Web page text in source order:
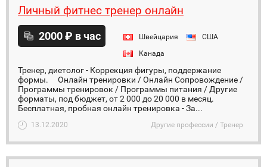
Личный фитнес тренер онлайн
2000 ₽ в час Швейцария
США
Канада
Тренер, диетолог - Коррекция фигуры, поддержание
формы. ⠀ Онлайн тренировки / Онлайн Сопровождение /
Программы тренировок / Программы питания / Другие
форматы, под бюджет, от 2 000 до 20 000 в месяц. ⠀
Бесплатная, пробная онлайн тренировка - За...
13.12.2020 Другие профессии / Тренер